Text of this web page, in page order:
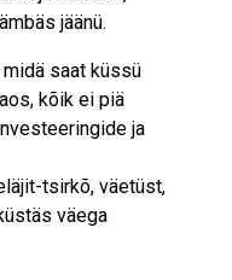
jäänü.
saat küssü
kõik ei piä
ja
tsirkõ, väetüst,
väega